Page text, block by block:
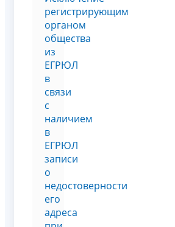
регистрирующим
органом
общества
из
ЕГРЮЛ
в
связи
с
наличием
в
ЕГРЮЛ
записи
о
недостоверности
его
адреса